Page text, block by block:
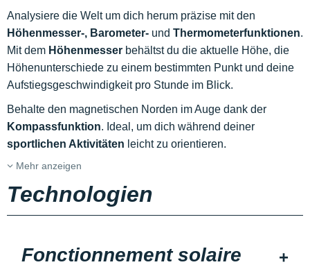
Analysiere die Welt um dich herum präzise mit den
Höhenmesser-, Barometer- und Thermometerfunktionen.
Mit dem Höhenmesser behältst du die aktuelle Höhe, die
Höhenunterschiede zu einem bestimmten Punkt und deine
Aufstiegsgeschwindigkeit pro Stunde im Blick.
Behalte den magnetischen Norden im Auge dank der
Kompassfunktion. Ideal, um dich während deiner
sportlichen Aktivitäten leicht zu orientieren.
Mehr anzeigen
Technologien
Fonctionnement solaire